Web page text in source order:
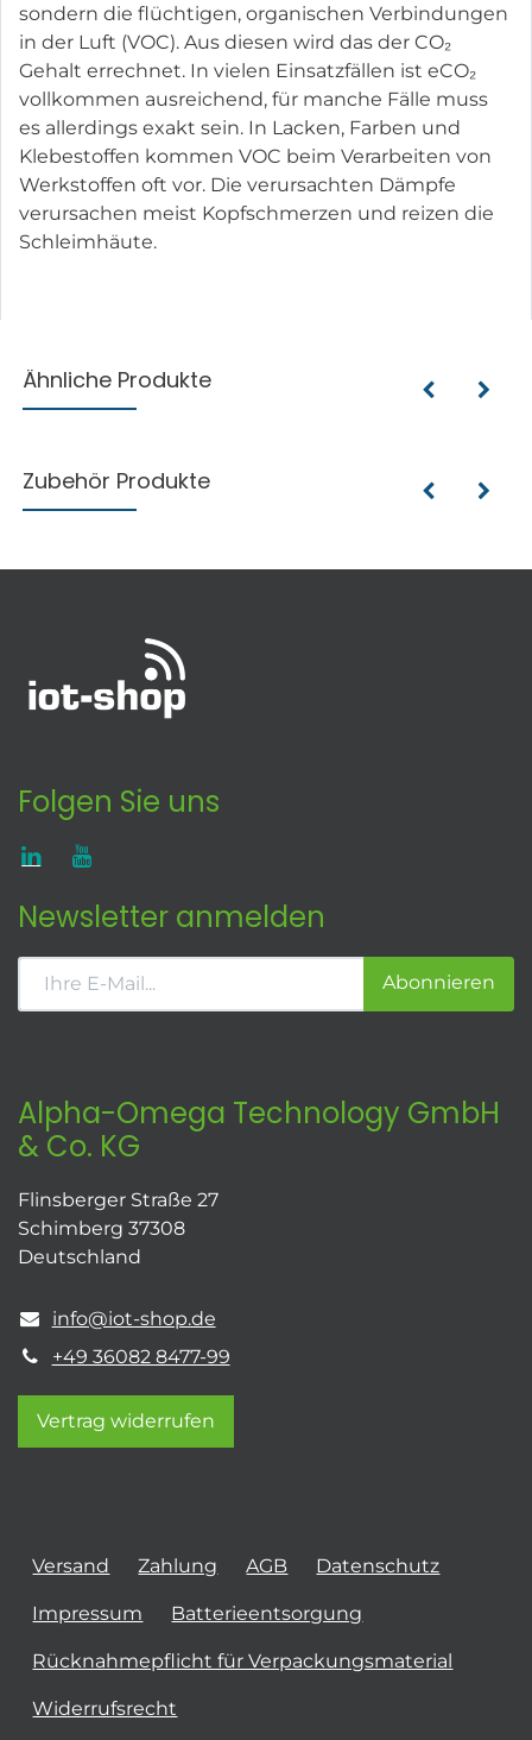
sondern die flüchtigen, organischen Verbindungen
in der Luft (VOC). Aus diesen wird das der CO₂
Gehalt errechnet. In vielen Einsatzfällen ist eCO₂
vollkommen ausreichend, für manche Fälle muss
es allerdings exakt sein. In Lacken, Farben und
Klebestoffen kommen VOC beim Verarbeiten von
Werkstoffen oft vor. Die verursachten Dämpfe
verursachen meist Kopfschmerzen und reizen die
Schleimhäute.
Ähnliche Produkte
Zubehör Produkte
Folgen Sie uns
Newsletter anmelden
Abonnieren
Alpha-Omega Technology GmbH
& Co. KG
Flinsberger Straße 27
Schimberg 37308
Deutschland
info@iot-shop.de
+49 36082 8477-99
Vertrag widerrufen
Versand Zahlung AGB Datenschutz
Impressum Batterieentsorgung
Rücknahmepflicht für Verpackungsmaterial
Widerrufsrecht